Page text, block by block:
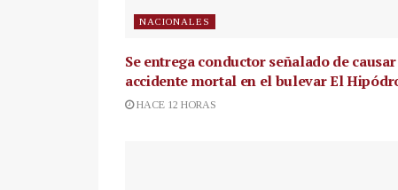
NACIONALES
Se entrega conductor señalado de causar
accidente mortal en el bulevar El
HACE 12 HORAS